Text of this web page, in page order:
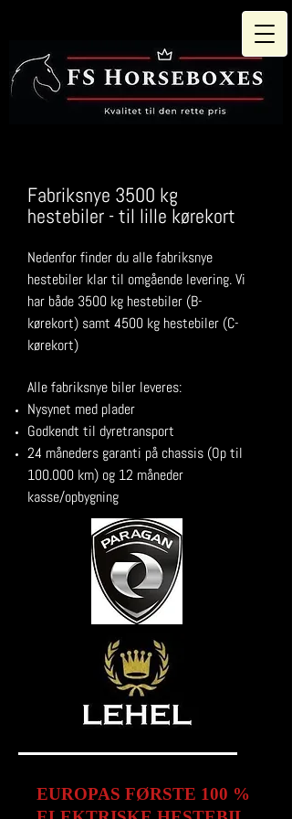
Fabriksnye 3500 kg
hestebiler - til lille kørekort
Nedenfor finder du alle fabriksnye
hestebiler klar til omgående levering. Vi
har både 3500 kg hestebiler (B-
kørekort) samt 4500 kg hestebiler (C-
kørekort)
Alle fabriksnye biler leveres:
Nysynet med plader
Godkendt til dyretransport
24 måneders garanti på chassis (Op til
100.000 km) og 12 måneder
kasse/opbygning
EUROPAS FØRSTE 100 %